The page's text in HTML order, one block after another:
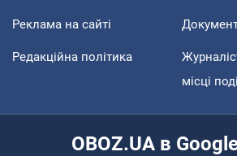
Реклама на сайті
Редакційна політика
місці
OBOZ.UA в